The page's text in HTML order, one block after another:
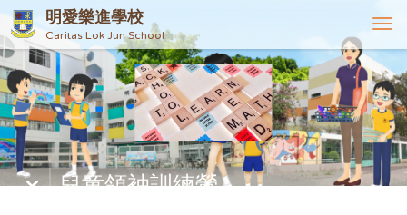
明愛樂進學校
Caritas Lok Jun School
T
o
g
g
l
e
n
v
兒童領袖訓練營